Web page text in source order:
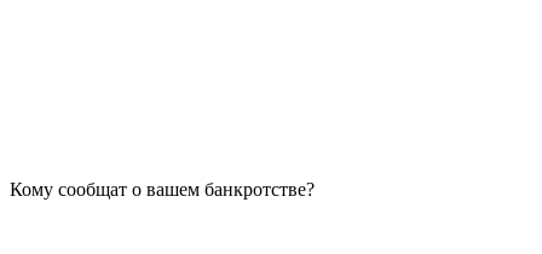
Кому сообщат о вашем банкротстве?